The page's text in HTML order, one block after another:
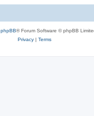
phpBB® Forum Software © phpBB
Privacy| Terms